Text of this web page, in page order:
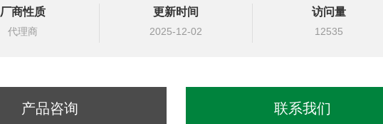
厂商性质
代理商
更新时间
2025-12-02
访问量
12535
产品咨询 联系我们